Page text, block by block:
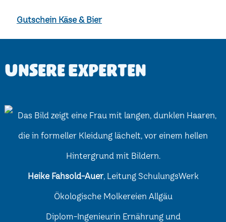
Gutschein Käse & Bier
Unsere Experten
Heike Fahsold-Auer, Leitung SchulungsWerk
Ökologische Molkereien Allgäu
Diplom-Ingenieurin Ernährung und